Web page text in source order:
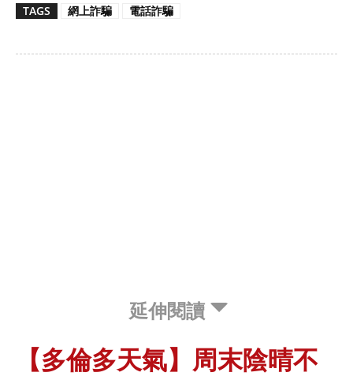
TAGS 網上詐騙 電話詐騙
延伸閱讀
【多倫多天氣】周末陰晴不